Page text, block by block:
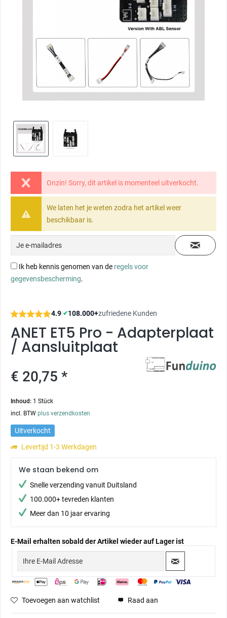
Onzin! Sorry, dit artikel is momenteel uitverkocht.
We laten het je weten zodra het artikel weer
beschikbaar is.
Ik heb kennis genomen van de regels voor
gegevensbescherming.
4.9|✔108.000+zufriedene Kunden
ANET ET5 Pro - Adapterplaat
/ Aansluitplaat
€ 20,75 *
Inhoud: 1 Stück
incl. BTW plus verzendkosten
Uitverkocht
Levertijd 1-3 Werkdagen
We staan bekend om
Snelle verzending vanuit Duitsland
100.000+ tevreden klanten
Meer dan 10 jaar ervaring
E-Mail erhalten sobald der Artikel wieder auf Lager ist
Toevoegen aan watchlist Raad aan